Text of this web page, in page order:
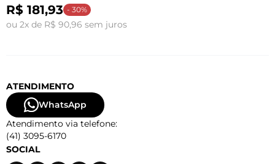
R$ 181,93 - 30%
ou 2x de R$ 90,96 sem juros
ATENDIMENTO
WhatsApp
Atendimento via telefone:
(41) 3095-6170
SOCIAL